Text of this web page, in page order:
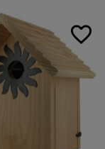
favorite_border